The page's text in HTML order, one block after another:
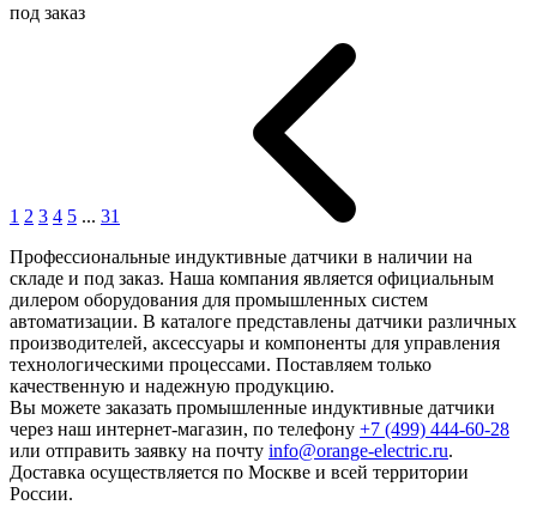
под заказ
1 2 3 4 5 ... 31
Профессиональные индуктивные датчики в наличии на
складе и под заказ. Наша компания является официальным
дилером оборудования для промышленных систем
автоматизации. В каталоге представлены датчики различных
производителей, аксессуары и компоненты для управления
технологическими процессами. Поставляем только
качественную и надежную продукцию.
Вы можете заказать промышленные индуктивные датчики
через наш интернет-магазин, по телефону +7 (499) 444-60-28
или отправить заявку на почту info@orange-electric.ru.
Доставка осуществляется по Москве и всей территории
России.